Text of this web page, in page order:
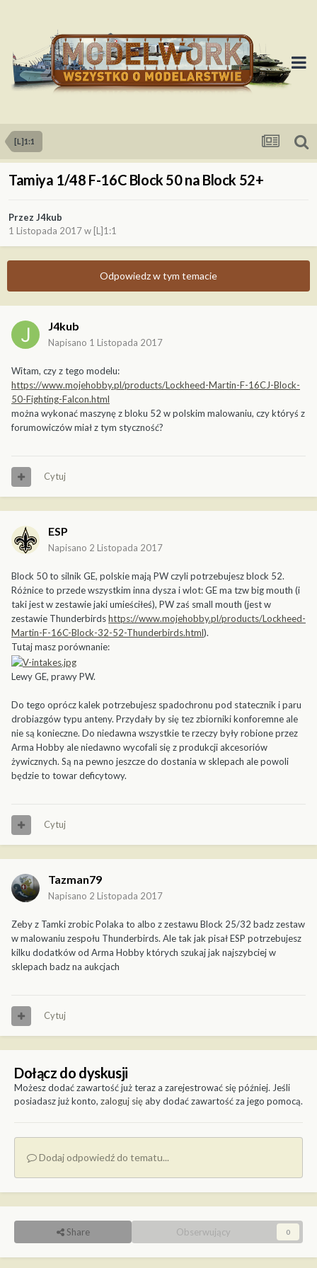
[L]1:1
Tamiya 1/48 F-16C Block 50 na Block 52+
Przez J4kub
1 Listopada 2017w [L]1:1
Odpowiedz w tym temacie
J4kub
Napisano 1 Listopada 2017
Witam, czy z tego modelu:
https://www.mojehobby.pl/products/Lockheed-Martin-F-16CJ-Block-
50-Fighting-Falcon.html
można wykonać maszynę z bloku 52 w polskim malowaniu, czy któryś z
forumowiczów miał z tym styczność?
Cytuj
ESP
Napisano 2 Listopada 2017
Block 50 to silnik GE, polskie mają PW czyli potrzebujesz block 52.
Różnice to przede wszystkim inna dysza i wlot: GE ma tzw big mouth (i
taki jest w zestawie jaki umieściłeś), PW zaś small mouth (jest w
zestawie Thunderbirdshttps://www.mojehobby.pl/products/Lockheed-
Martin-F-16C-Block-32-52-Thunderbirds.html).
Tutaj masz porównanie:
Lewy GE, prawy PW.
Do tego oprócz kalek potrzebujesz spadochronu pod statecznik i paru
drobiazgów typu anteny. Przydały by się tez zbiorniki konforemne ale
nie są konieczne. Do niedawna wszystkie te rzeczy były robione przez
Arma Hobby ale niedawno wycofali się z produkcji akcesoriów
żywicznych. Są na pewno jeszcze do dostania w sklepach ale powoli
będzie to towar deficytowy.
Cytuj
Tazman79
Napisano 2 Listopada 2017
Zeby z Tamki zrobic Polaka to albo z zestawu Block 25/32 badz zestaw
w malowaniu zespołu Thunderbirds. Ale tak jak pisał ESP potrzebujesz
kilku dodatków od Arma Hobby których szukaj jak najszybciej w
sklepach badz na aukcjach
Cytuj
Dołącz do dyskusji
Możesz dodać zawartość już teraz a zarejestrować się później. Jeśli
posiadasz już konto, zaloguj sięaby dodać zawartość za jego pomocą.
Dodaj odpowiedź do tematu...
Share Obserwujący 0